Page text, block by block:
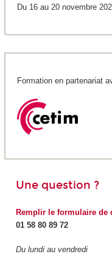
Du 16 au 20 novembre
Formation en partenariat
Une question ?
Remplir le formulaire de
01 58 80 89 72
Du lundi au vendredi